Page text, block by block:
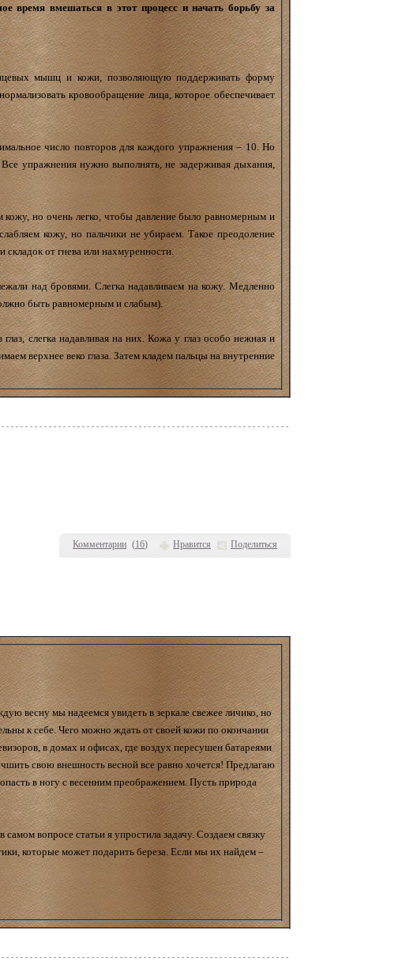
Комментарии (16) Нравится Поделиться
время вмешаться в этот процесс и начать борьбу за
мышц и кожи, позволяющую поддерживать форму
кровообращение лица, которое обеспечивает
число повторов для каждого упражнения – 10. Но
упражнения нужно выполнять, не задерживая дыхания,
но очень легко, чтобы давление было равномерным и
кожу, но пальчики не убираем. Такое преодоление
от гнева или нахмуренности.
над бровями. Слегка надавливаем на кожу. Медленно
быть равномерным и слабым).
слегка надавливая на них. Кожа у глаз особо нежная и
верхнее веко глаза. Затем кладем пальцы на внутренние
весну мы надеемся увидеть в зеркале свежее личико, но
к себе. Чего можно ждать от своей кожи по окончании
в домах и офисах, где воздух пересушен батареями
свою внешность весной все равно хочется! Предлагаю
в ногу с весенним преображением. Пусть природа
самом вопросе статьи я упростила задачу. Создаем связку
которые может подарить береза. Если мы их найдем –